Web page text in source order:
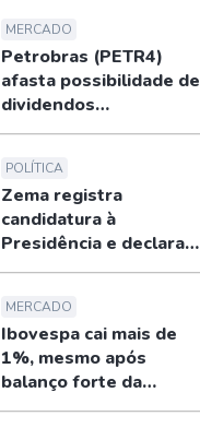
MERCADO
Petrobras (PETR4)
afasta possibilidade de
dividendos
extraordinários em
POLÍTICA
Zema registra
candidatura à
Presidência e declara
patrimônio de R$ 178
MERCADO
Ibovespa cai mais de
1%, mesmo após
balanço forte da
Petrobras